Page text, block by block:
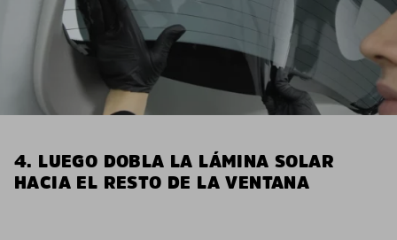
4. LUEGO DOBLA LA LÁMINA SOLAR
HACIA EL RESTO DE LA VENTANA